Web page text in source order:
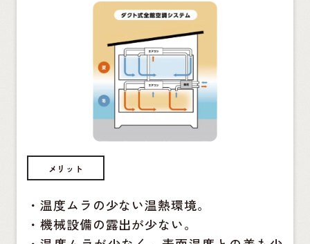
メリット
・温度ムラの少ない温熱環境。
・機械設備の露出が少ない。